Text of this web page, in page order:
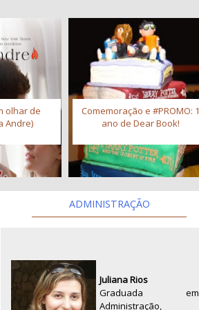
olhar de
Andre)
Comemoração e #PROMO: 1
ano de Dear Book!
ADMINISTRAÇÃO
Juliana Rios
Graduada em
Administração,